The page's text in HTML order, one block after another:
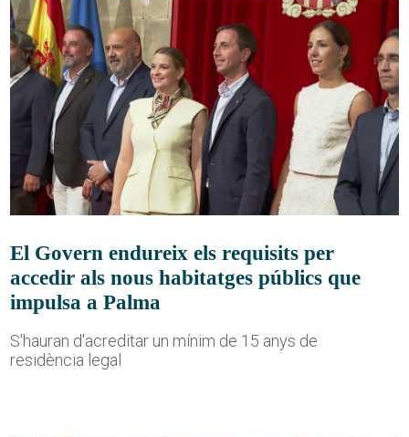
El Govern endureix els requisits per
accedir als nous habitatges públics que
impulsa a Palma
S'hauran d'acreditar un mínim de 15 anys de
residència legal